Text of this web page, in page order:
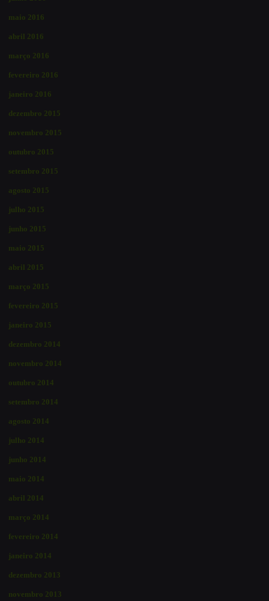
maio 2016
abril 2016
março 2016
fevereiro 2016
janeiro 2016
dezembro 2015
novembro 2015
outubro 2015
setembro 2015
agosto 2015
julho 2015
junho 2015
maio 2015
abril 2015
março 2015
fevereiro 2015
janeiro 2015
dezembro 2014
novembro 2014
outubro 2014
setembro 2014
agosto 2014
julho 2014
junho 2014
maio 2014
abril 2014
março 2014
fevereiro 2014
janeiro 2014
dezembro 2013
novembro 2013